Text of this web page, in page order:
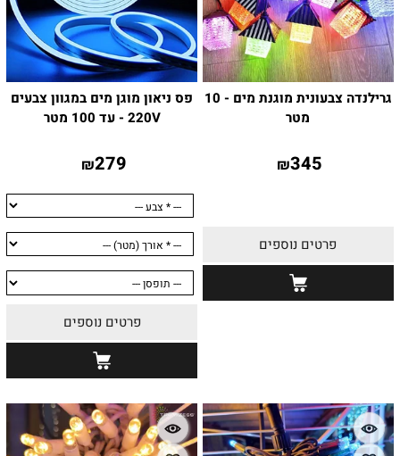
גרילנדה צבעונית מוגנת מים - 10
מטר
₪345
פרטים נוספים
פס ניאון מוגן מים במגוון צבעים
220V - עד 100 מטר
₪279
פרטים נוספים